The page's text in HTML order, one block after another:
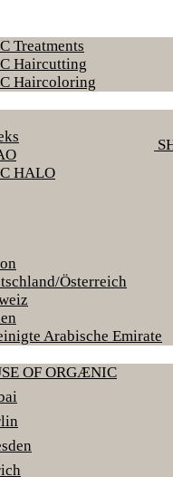
Treatments
Haircutting
Haircoloring
HALO
Österreich
Arabische Emirate
OF ORGÆNIC